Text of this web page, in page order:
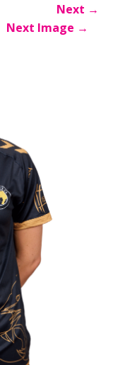
Next →
Next Image →